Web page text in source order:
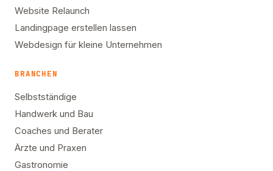
Website Relaunch
Landingpage erstellen lassen
Webdesign für kleine Unternehmen
BRANCHEN
Selbstständige
Handwerk und Bau
Coaches und Berater
Ärzte und Praxen
Gastronomie